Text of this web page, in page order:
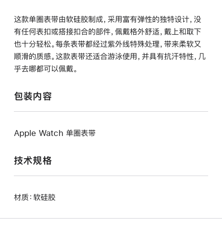
这款单圈表带由软硅胶制成，采用富有弹性的独特设计，没
有任何表扣或搭接扣合的部件，佩戴格外舒适，戴上和取下
也十分轻松。每条表带都经过紫外线特殊处理，带来柔软又
顺滑的质感。这款表带还适合游泳使用，并具有抗汗特性，几
乎去哪都可以佩戴。
包装内容
Apple Watch 单圈表带
技术规格
材质：软硅胶